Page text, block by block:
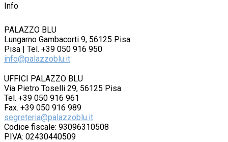
Info
PALAZZO BLU
Lungarno Gambacorti 9, 56125 Pisa
Pisa | Tel. +39 050 916 950
info@palazzoblu.it
UFFICI PALAZZO BLU
Via Pietro Toselli 29, 56125 Pisa
Tel. +39 050 916 961
Fax. +39 050 916 989
segreteria@palazzoblu.it
Codice fiscale: 93096310508
P.IVA: 02430440509